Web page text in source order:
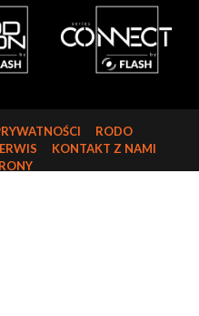
RODO
KONTAKT Z NAMI